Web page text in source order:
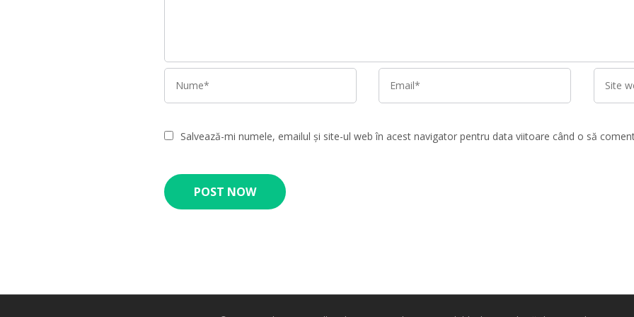
Salvează-mi numele, emailul și site-ul web în acest navigator pentru data viitoare când o să